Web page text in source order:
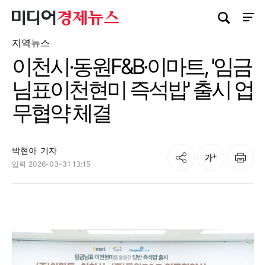
사이
검색창 열기
지역뉴스
이천시·동원F&B·이마트, '임금
님표이천현미 즉석밥' 출시 업
무협약 체결
박현아 기자
입력 2026-03-31 13:15
공유 글자크기 인쇄